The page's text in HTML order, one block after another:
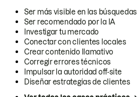
Ser más visible en las búsquedas
Ser recomendado por la IA
Investigar tu mercado
Conectar con clientes locales
Crear contenido llamativo
Corregir errores técnicos
Impulsar la autoridad off-site
Diseñar estrategias de clientes